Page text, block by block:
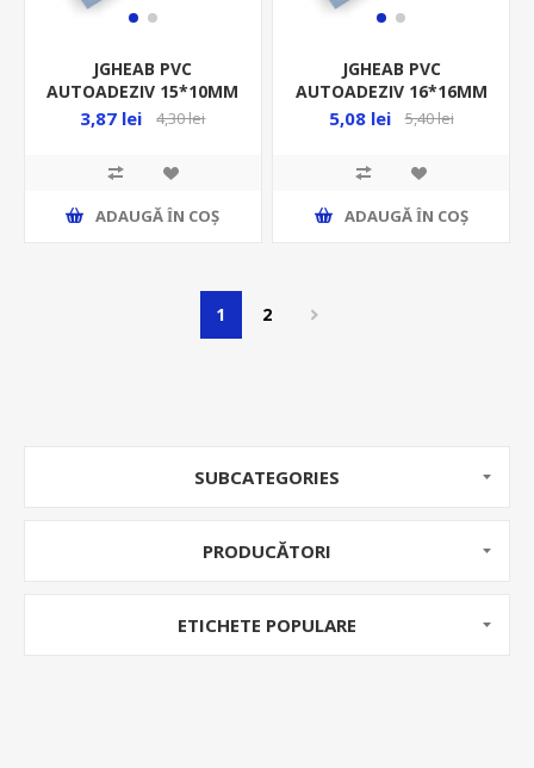
JGHEAB PVC
AUTOADEZIV 15*10MM
(2M) MF0013-32915-T
3,87 lei 4,30 lei
ADAUGĂ ȊN COŞ
JGHEAB PVC
AUTOADEZIV 16*16MM
(2M) MF0013-32920 L/H
5,08 lei 5,40 lei
ADAUGĂ ȊN COŞ
1 2
SUBCATEGORIES
PRODUCĂTORI
ETICHETE POPULARE